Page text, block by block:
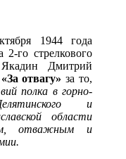
1944 года
2-го стрелкового
Дмитрий
отвагу» за то,
полка в горно-
и
области
отважным и